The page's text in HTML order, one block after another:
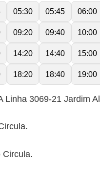
05:30 05:45 06:00
09:20 09:40 10:00
14:20 14:40 15:00
18:20 18:40 19:00
Linha 3069-21 Jardim
Circula.